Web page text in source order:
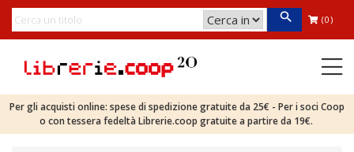
(0)
Per gli acquisti online: spese di spedizione gratuite da 25€ - Per i soci Coop
o con tessera fedeltà Librerie.coop gratuite a partire da 19€.